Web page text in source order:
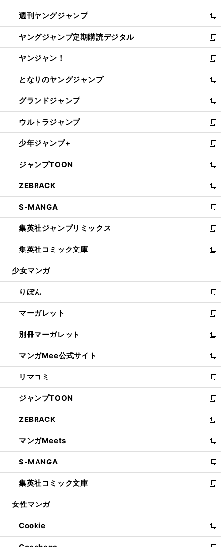
開
く
ウ
で
開
く
ン
ド
ウ
で
開
く
ウ
ィ
ン
ド
ウ
で
開
く
週刊ヤングジャンプ
新
し
い
ウ
ィ
ン
ド
ウ
で
開
く
ヤングジャンプ定期購読デジタル
新
し
い
ウ
ィ
ン
ド
ウ
で
開
く
ヤンジャン！
新
し
い
ウ
ィ
ン
ド
ウ
で
開
く
となりのヤングジャンプ
新
し
い
ウ
ィ
ン
ド
ウ
で
開
く
グランドジャンプ
新
し
い
ウ
ィ
ン
ド
ウ
で
開
く
ウルトラジャンプ
新
し
い
ウ
ィ
ン
ド
ウ
で
開
く
少年ジャンプ+
新
し
い
ウ
ィ
ン
ド
ウ
で
開
く
ジャンプTOON
新
し
い
ウ
ィ
ン
ド
ウ
で
開
ZEBRACK
新
し
い
ウ
ィ
ン
ド
ウ
開
く
S-MANGA
新
し
い
ウ
ィ
ン
ウ
で
開
く
集英社ジャンプリミックス
新
し
い
ウ
ン
ド
ウ
で
開
く
集英社コミック文庫
新
し
ウ
ィ
ン
ド
ウ
で
開
く
少女マンガ
りぼん
新
し
い
ウ
ィ
ン
ド
ウ
で
開
く
マーガレット
新
し
い
ウ
ィ
ン
ド
ウ
で
開
く
別冊マーガレット
新
し
い
ウ
ィ
ン
ド
ウ
で
開
く
マンガMee公式サイト
新
し
い
ウ
ィ
ン
ド
ウ
で
開
く
リマコミ
新
し
い
ウ
ィ
ン
ド
ウ
で
開
く
ジャンプTOON
新
し
い
ウ
ィ
ン
ド
ウ
で
開
ZEBRACK
新
し
い
ウ
ィ
ン
ド
ウ
開
く
マンガMeets
新
し
い
ウ
ィ
ン
ウ
で
開
S-MANGA
新
し
い
ウ
ン
ド
ウ
集英社コミック文庫
新
し
ウ
ィ
ン
女性マンガ
Cookie
新
し